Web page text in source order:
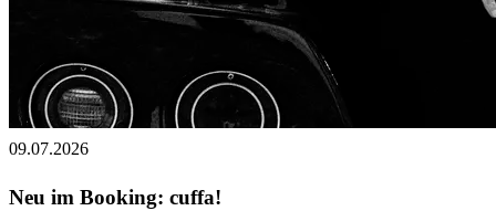
09.07.2026
Neu im Booking: cuffa!